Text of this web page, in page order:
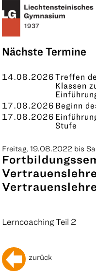
Nächste Termine
14.08.2026Treffen
Klassen
17.08.2026 Beginn
17.08.2026
Stufe
KONTAKT
Freitag, 19.08.2022 bis
Lerncoaching Teil 2
zurück